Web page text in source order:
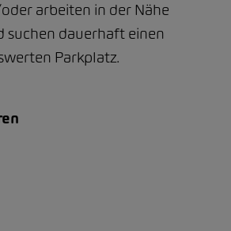
arbeiten in der Nähe
suchen dauerhaft einen
Parkplatz.